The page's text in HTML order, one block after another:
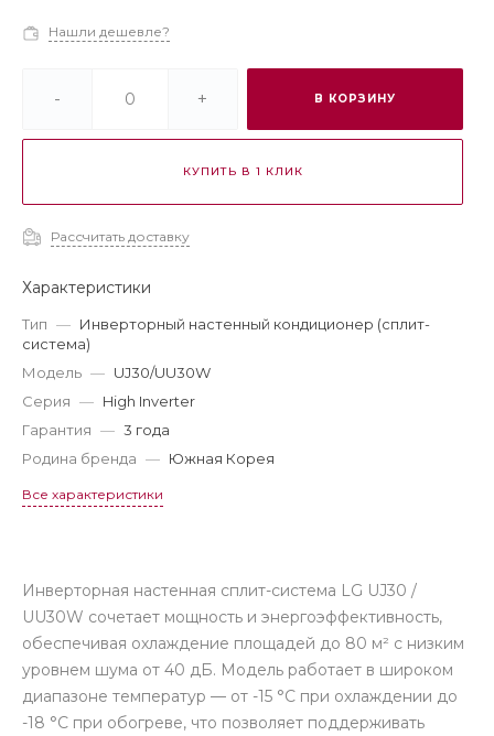
Нашли дешевле?
- + В КОРЗИНУ
КУПИТЬ В 1 КЛИК
Рассчитать доставку
Характеристики
Тип — Инверторный настенный кондиционер (сплит-
система)
Модель — UJ30/UU30W
Серия — High Inverter
Гарантия — 3 года
Родина бренда — Южная Корея
Все характеристики
Инверторная настенная сплит-система LG UJ30 /
UU30W сочетает мощность и энергоэффективность,
обеспечивая охлаждение площадей до 80 м² с низким
уровнем шума от 40 дБ. Модель работает в широком
диапазоне температур — от -15 °C при охлаждении до
-18 °C при обогреве, что позволяет поддерживать